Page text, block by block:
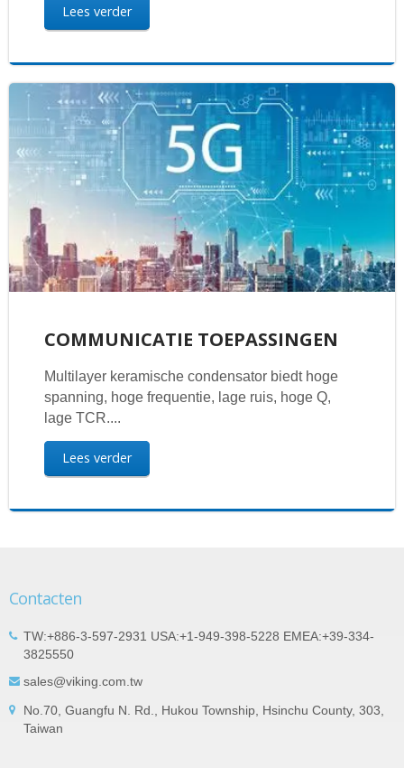
Lees verder
COMMUNICATIE TOEPASSINGEN
Multilayer keramische condensator biedt hoge
spanning, hoge frequentie, lage ruis, hoge Q,
lage TCR....
Lees verder
Contacten
TW:+886-3-597-2931 USA:+1-949-398-5228 EMEA:+39-334-
3825550
sales@viking.com.tw
No.70, Guangfu N. Rd., Hukou Township, Hsinchu County, 303,
Taiwan